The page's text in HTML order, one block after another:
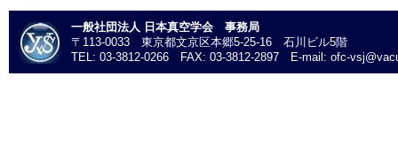
一般社団法人 日本真空学会 事務局
〒113-0033 東京都文京区本郷5-25-16 石川ビル5階
TEL: 03-3812-0266 FAX: 03-3812-2897 E-mail: ofc-